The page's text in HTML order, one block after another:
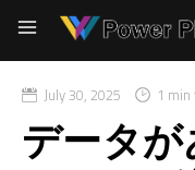
July 30, 2025 1
データ